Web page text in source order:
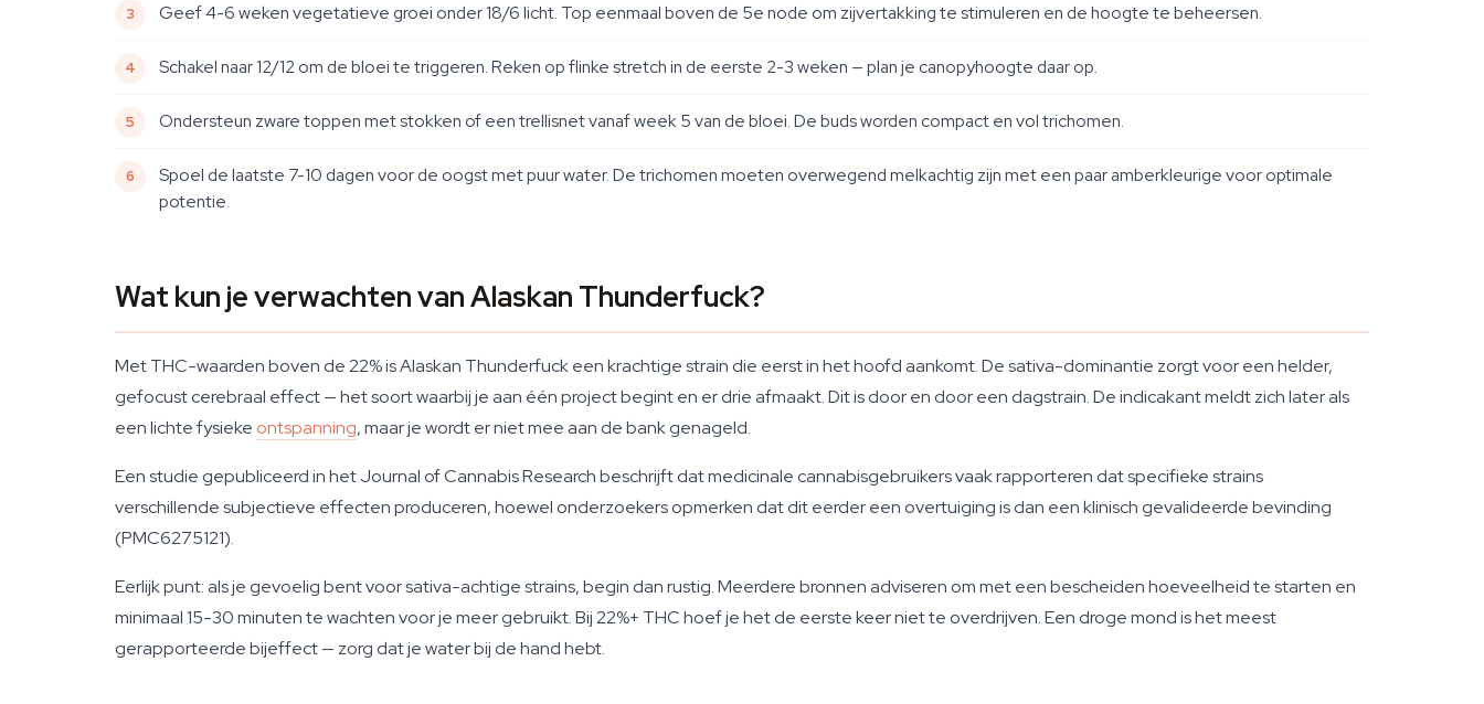
Geef 4-6 weken vegetatieve groei onder 18/6 licht. Top eenmaal boven de 5e node om zijvertakking te stimuleren en de hoogte te beheersen.
Schakel naar 12/12 om de bloei te triggeren. Reken op flinke stretch in de eerste 2-3 weken — plan je canopyhoogte daar op.
Ondersteun zware toppen met stokken of een trellisnet vanaf week 5 van de bloei. De buds worden compact en vol trichomen.
Spoel de laatste 7-10 dagen voor de oogst met puur water. De trichomen moeten overwegend melkachtig zijn met een paar amberkleurige voor optimale
potentie.
Wat kun je verwachten van Alaskan Thunderfuck?
Met THC-waarden boven de 22% is Alaskan Thunderfuck een krachtige strain die eerst in het hoofd aankomt. De sativa-dominantie zorgt voor een helder,
gefocust cerebraal effect — het soort waarbij je aan één project begint en er drie afmaakt. Dit is door en door een dagstrain. De indicakant meldt zich later als
een lichte fysieke ontspanning, maar je wordt er niet mee aan de bank genageld.
Een studie gepubliceerd in het Journal of Cannabis Research beschrijft dat medicinale cannabisgebruikers vaak rapporteren dat specifieke strains
verschillende subjectieve effecten produceren, hoewel onderzoekers opmerken dat dit eerder een overtuiging is dan een klinisch gevalideerde bevinding
(PMC6275121).
Eerlijk punt: als je gevoelig bent voor sativa-achtige strains, begin dan rustig. Meerdere bronnen adviseren om met een bescheiden hoeveelheid te starten en
minimaal 15-30 minuten te wachten voor je meer gebruikt. Bij 22%+ THC hoef je het de eerste keer niet te overdrijven. Een droge mond is het meest
gerapporteerde bijeffect — zorg dat je water bij de hand hebt.